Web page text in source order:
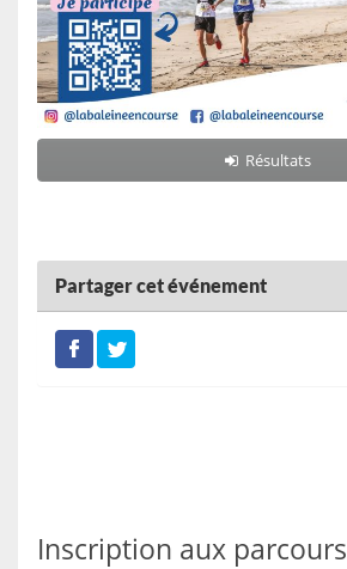
Résultats
Partager cet événement
Inscription aux parcours